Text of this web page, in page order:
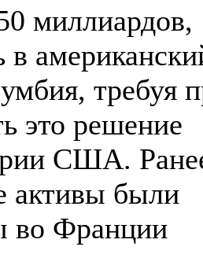
миллиардов,
в
требуя
это решение
США.
активы были
во Франции